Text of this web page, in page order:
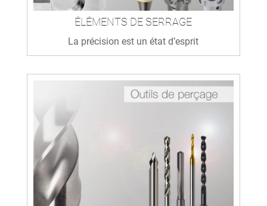
ÉLÉMENTS DE SERRAGE
La précision est un état d’esprit